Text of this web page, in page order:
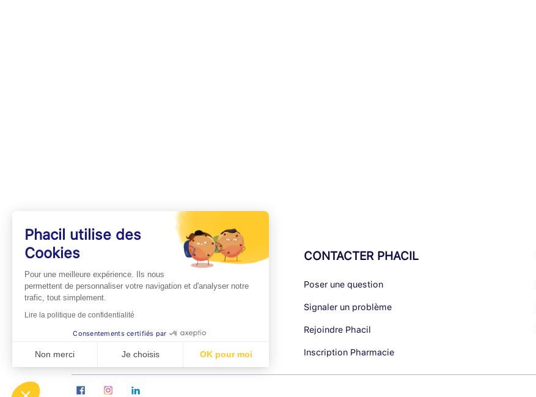
INFOS PRATIQUES
Professionnels de Santé
Espace Pharmaciens
Foire aux questions
CONTACTER PHACIL
Poser une question
Signaler un problème
Rejoindre Phacil
Inscription Pharmacie
Phacil utilise des
Cookies
Pour une meilleure expérience. Ils nous
permettent de personnaliser votre navigation et d'analyser notre
trafic, tout simplement.
Lire la politique de confidentialité
Consentements certifiés par
Non merci Je choisis OK pour moi
Axeptio consent
Plateforme de Gestion du Consentement : Personnalisez vos Options